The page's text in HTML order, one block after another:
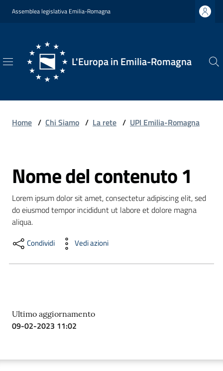
Vai al contenuto
Vai alla navigazione
Vai al footer
Assemblea legislativa Emilia-Romagna
L'Europa in Emilia-Romagna
L'Europa
Romagna
Chi
Siamo
Opportunità
Formazione
ed
eventi
Partecipazione
Home / Chi Siamo / La rete / UPI Emilia-Romagna
Salta al contenuto
Nome del contenuto 1
Lorem ipsum dolor sit amet, consectetur adipiscing elit, sed
do eiusmod tempor incididunt ut labore et dolore magna
aliqua.
Condividi Vedi azioni
Ultimo aggiornamento
09-02-2023 11:02